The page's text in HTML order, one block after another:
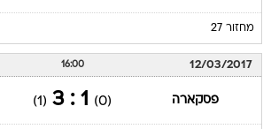
מחזור 27
12/03/2017
16:00
פסקארה (0)
1 : 3
(1)